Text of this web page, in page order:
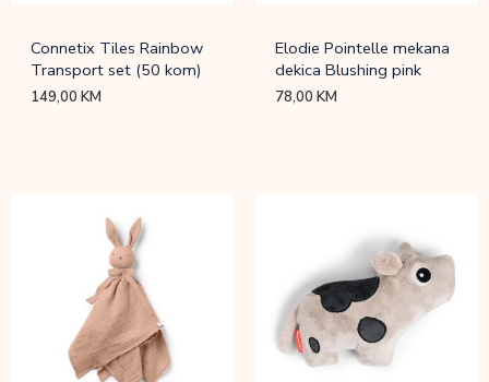
Connetix Tiles Rainbow
Transport set (50 kom)
149,00KM
Elodie Pointelle mekana
dekica Blushing pink
78,00KM